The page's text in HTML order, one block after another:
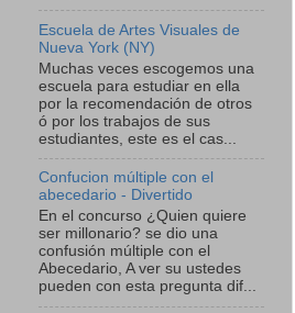
Escuela de Artes Visuales de
Nueva York (NY)
Muchas veces escogemos una
escuela para estudiar en ella
por la recomendación de otros
ó por los trabajos de sus
estudiantes, este es el cas...
Confucion múltiple con el
abecedario - Divertido
En el concurso ¿Quien quiere
ser millonario? se dio una
confusión múltiple con el
Abecedario, A ver su ustedes
pueden con esta pregunta dif...